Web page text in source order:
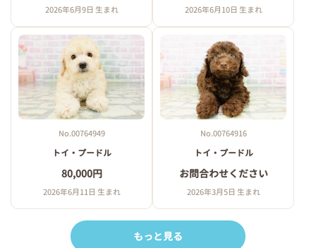
2026年6月9日 生まれ 2026年6月10日 生まれ
No.00764949
トイ・プードル
80,000円
2026年6月11日 生まれ
No.00764916
トイ・プードル
お問合わせください
2026年3月5日 生まれ
もっと見る